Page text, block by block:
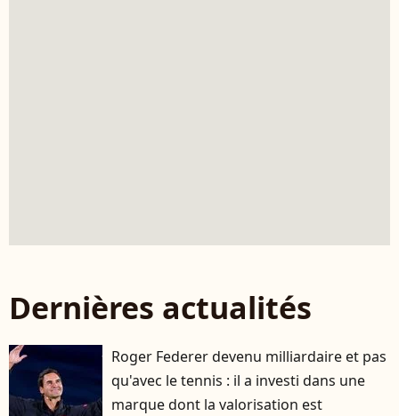
Dernières actualités
Roger Federer devenu milliardaire et pas
qu'avec le tennis : il a investi dans une
marque dont la valorisation est